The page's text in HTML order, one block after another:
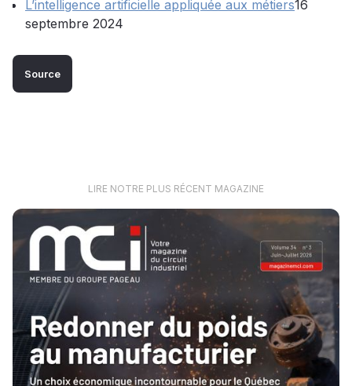
L’intelligence artificielle appliquée aux métiers16
septembre 2024
Source
LIRE NOTRE PLUS RÉCENT MAGAZINE